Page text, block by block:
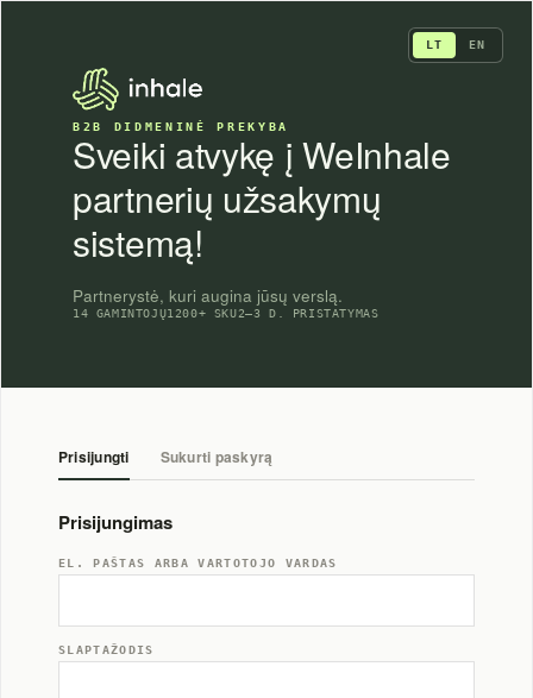
LT EN
B2B DIDMENINĖ PREKYBA
Sveiki atvykę į WeInhale
partnerių užsakymų
sistemą!
Partnerystė, kuri augina jūsų verslą.
14 GAMINTOJŲ1200+ SKU2–3 D. PRISTATYMAS
Prisijungti Sukurti paskyrą
Prisijungimas
EL. PAŠTAS ARBA VARTOTOJO VARDAS
SLAPTAŽODIS